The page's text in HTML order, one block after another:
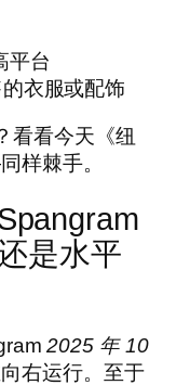
平台
衣服或配饰
看看今天《纽
样棘手。
是水平
2025 年 10
右运行。至于